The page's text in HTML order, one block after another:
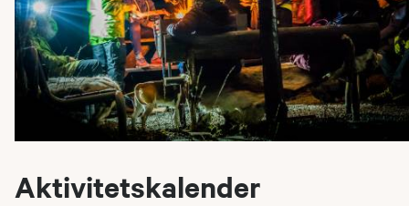
Aktivitetskalender